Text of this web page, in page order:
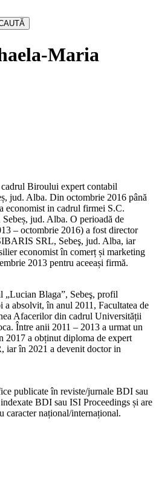
Maria
Biroului expert contabil
jud. Alba. Din octombrie 2016 până
economist in cadrul firmei S.C.
jud. Alba. O perioadă de
– octombrie 2016) a fost director
SRL, Sebeş, jud. Alba, iar
economist în comerț și marketing
2013 pentru aceeași firmă.
Blaga”, Sebeş, profil
a absolvit, în anul 2011, Facultatea de
Afacerilor din cadrul Universității
Între anii 2011 – 2013 a urmat un
2017 a obținut diploma de expert
iar în 2021 a devenit doctor in
publicate în reviste/jurnale BDI sau
BDI sau ISI Proceedings și are
caracter național/internațional.